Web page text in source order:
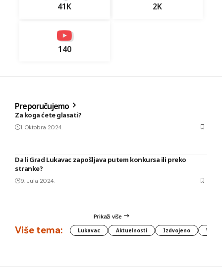
41K 2K
140
Preporučujemo
Za koga ćete glasati?
1. Oktobra 2024.
Da li Grad Lukavac zapošljava putem konkursa ili preko
stranke?
9. Jula 2024.
Prikaži više
Više tema: Lukavac Aktuelnosti Izdvojeno